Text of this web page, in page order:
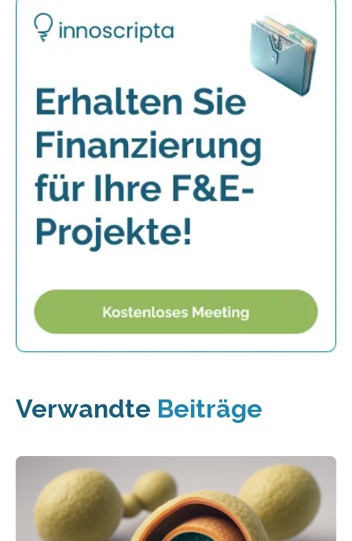
Verwandte Beiträge